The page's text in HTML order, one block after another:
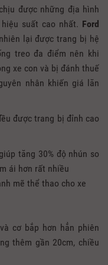
được những địa hình
suất cao nhất. Ford
lại được trang bị hệ
treo đa điểm nên khi
xe con và bị đánh thuế
nhân khiến giá lăn
được trang bị đỉnh cao
tăng 30% độ nhún so
ái hơn rất nhiều
mẽ thể thao cho xe
cơ bắp hơn hẳn phiên
thêm gần 20cm, chiều